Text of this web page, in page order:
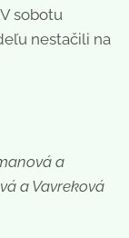
sobotu
nestačili na
a
a Vavreková